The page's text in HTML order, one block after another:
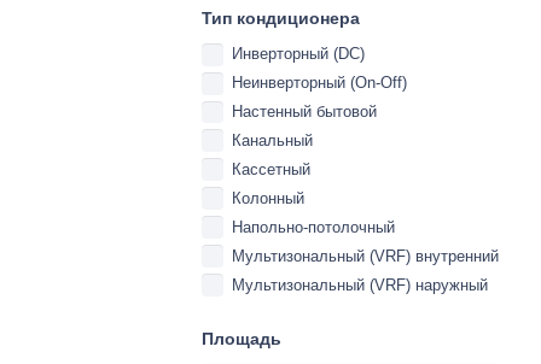
Тип кондиционера
Инверторный (DC)
Неинверторный (On-Off)
Настенный бытовой
Канальный
Кассетный
Колонный
Напольно-потолочный
Мультизональный (VRF) внутренний
Мультизональный (VRF) наружный
Площадь